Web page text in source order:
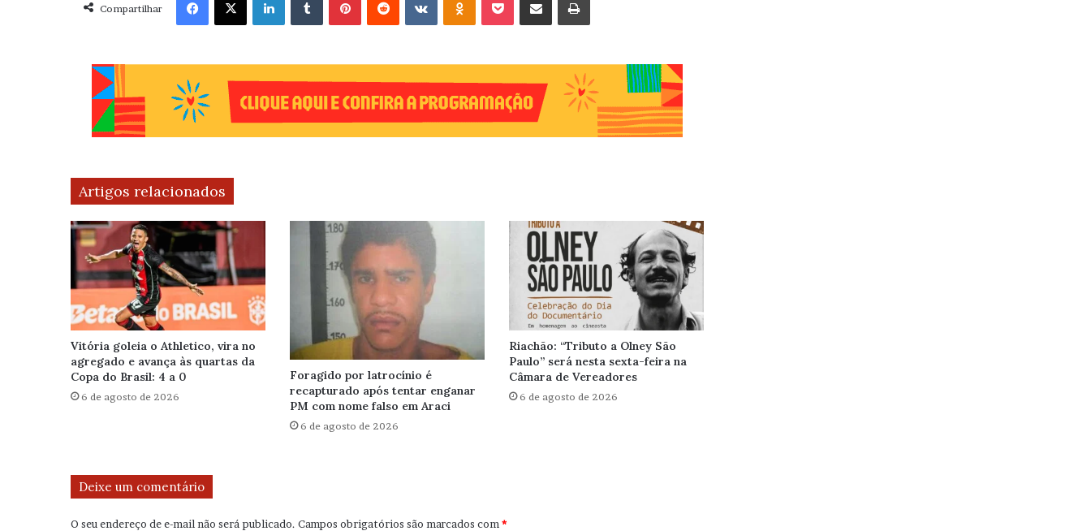
Compartilhar
Artigos relacionados
Vitória goleia o Athletico, vira no
agregado e avança às quartas da
Copa do Brasil: 4 a 0
6 de agosto de 2026
Foragido por latrocínio é
recapturado após tentar enganar
PM com nome falso em Araci
6 de agosto de 2026
Riachão: “Tributo a Olney São
Paulo” será nesta sexta-feira na
Câmara de Vereadores
6 de agosto de 2026
Deixe um comentário
O seu endereço de e-mail não será publicado. Campos obrigatórios são marcados com *